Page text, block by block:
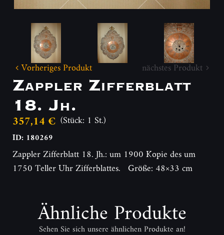
Vorheriges Produkt nächstes Produkt
Zappler Zifferblatt
18. Jh.
357,14 € (Stück: 1 St.)
ID: 180269
Zappler Zifferblatt 18. Jh.: um 1900 Kopie des um
1750 Teller Uhr Zifferblattes. Größe: 48×33 cm
Ähnliche Produkte
Sehen Sie sich unsere ähnlichen Produkte an!